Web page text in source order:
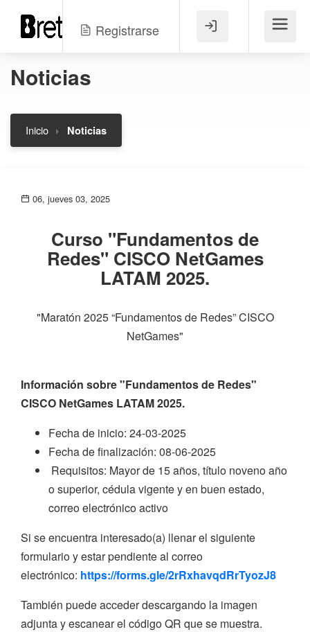
Registrarse Menú
Noticias
Inicio Noticias
06, jueves 03, 2025
Curso "Fundamentos de
Redes" CISCO NetGames
LATAM 2025.
"Maratón 2025 “Fundamentos de Redes” CISCO
NetGames"
Información sobre "Fundamentos de Redes"
CISCO NetGames LATAM 2025.
Fecha de inicio: 24-03-2025
Fecha de finalización: 08-06-2025
Requisitos: Mayor de 15 años, título noveno año
o superior, cédula vigente y en buen estado,
correo electrónico activo
Si se encuentra interesado(a) llenar el siguiente
formulario y estar pendiente al correo
electrónico: https://forms.gle/2rRxhavqdRrTyozJ8
También puede acceder descargando la imagen
adjunta y escanear el código QR que se muestra.